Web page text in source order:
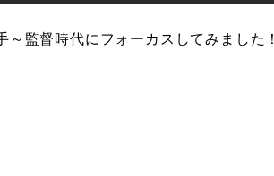
監督時代にフォーカスしてみました！